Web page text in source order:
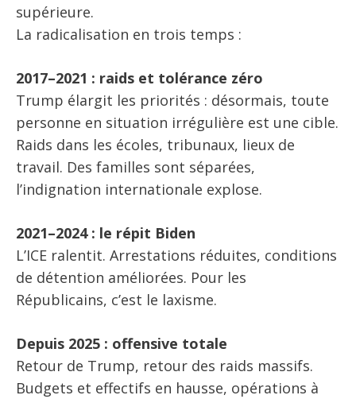
supérieure.
La radicalisation en trois temps :
2017–2021 : raids et tolérance zéro
Trump élargit les priorités : désormais, toute
personne en situation irrégulière est une cible.
Raids dans les écoles, tribunaux, lieux de
travail. Des familles sont séparées,
l’indignation internationale explose.
2021–2024 : le répit Biden
L’ICE ralentit. Arrestations réduites, conditions
de détention améliorées. Pour les
Républicains, c’est le laxisme.
Depuis 2025 : offensive totale
Retour de Trump, retour des raids massifs.
Budgets et effectifs en hausse, opérations à